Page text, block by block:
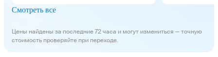
Смотреть все
Цены найдены за последние 72 часа и могут измениться — точную
стоимость проверяйте при переходе.